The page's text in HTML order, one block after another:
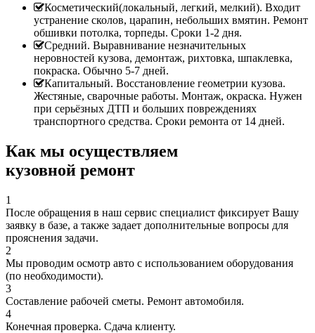
Косметический(локальный, легкий, мелкий). Входит
устранение сколов, царапин, небольших вмятин. Ремонт
обшивки потолка, торпеды. Сроки 1-2 дня.
Средний. Выравнивание незначительных
неровностей кузова, демонтаж, рихтовка, шпаклевка,
покраска. Обычно 5-7 дней.
Капитальный. Восстановление геометрии кузова.
Жестяные, сварочные работы. Монтаж, окраска. Нужен
при серьёзных ДТП и больших повреждениях
транспортного средства. Сроки ремонта от 14 дней.
Как мы осуществляем
кузовной ремонт
1
После обращения в наш сервис специалист фиксирует Вашу
заявку в базе, а также задает дополнительные вопросы для
прояснения задачи.
2
Мы проводим осмотр авто с использованием оборудования
(по необходимости).
3
Составление рабочей сметы. Ремонт автомобиля.
4
Конечная проверка. Сдача клиенту.